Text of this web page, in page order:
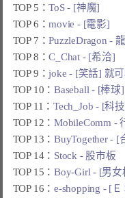
TOP 5：ToS - [神魔]
TOP 6：movie - [電影]
TOP 7：PuzzleDragon -
TOP 8：C_Chat - [希洽]
TOP 9：joke - [笑話] 就
TOP 10：Baseball - [棒球]
TOP 11：Tech_Job - [科
TOP 12：MobileComm -
TOP 13：BuyTogether - [
TOP 14： Stock - 股市板
TOP 15：Boy-Girl - [男女
TOP 16：e-shopping - [